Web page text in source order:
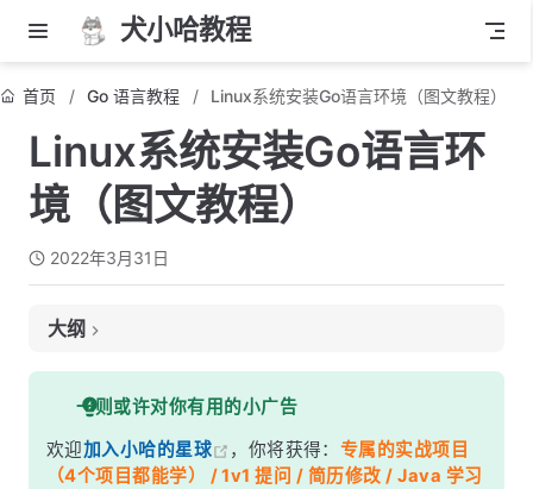
犬小哈教程
首页 Go 语言教程 Linux系统安装Go语言环境（图文教程）
Linux系统安装Go语言环
境（图文教程）
2022年3月31日
大纲
一、下载 Linux 系统 Go 安装包
二、开始安装
一则或许对你有用的小广告
欢迎加入小哈的星球 ，你将获得： 专属的实战项目
（4个项目都能学） / 1v1 提问 / 简历修改 / Java 学习